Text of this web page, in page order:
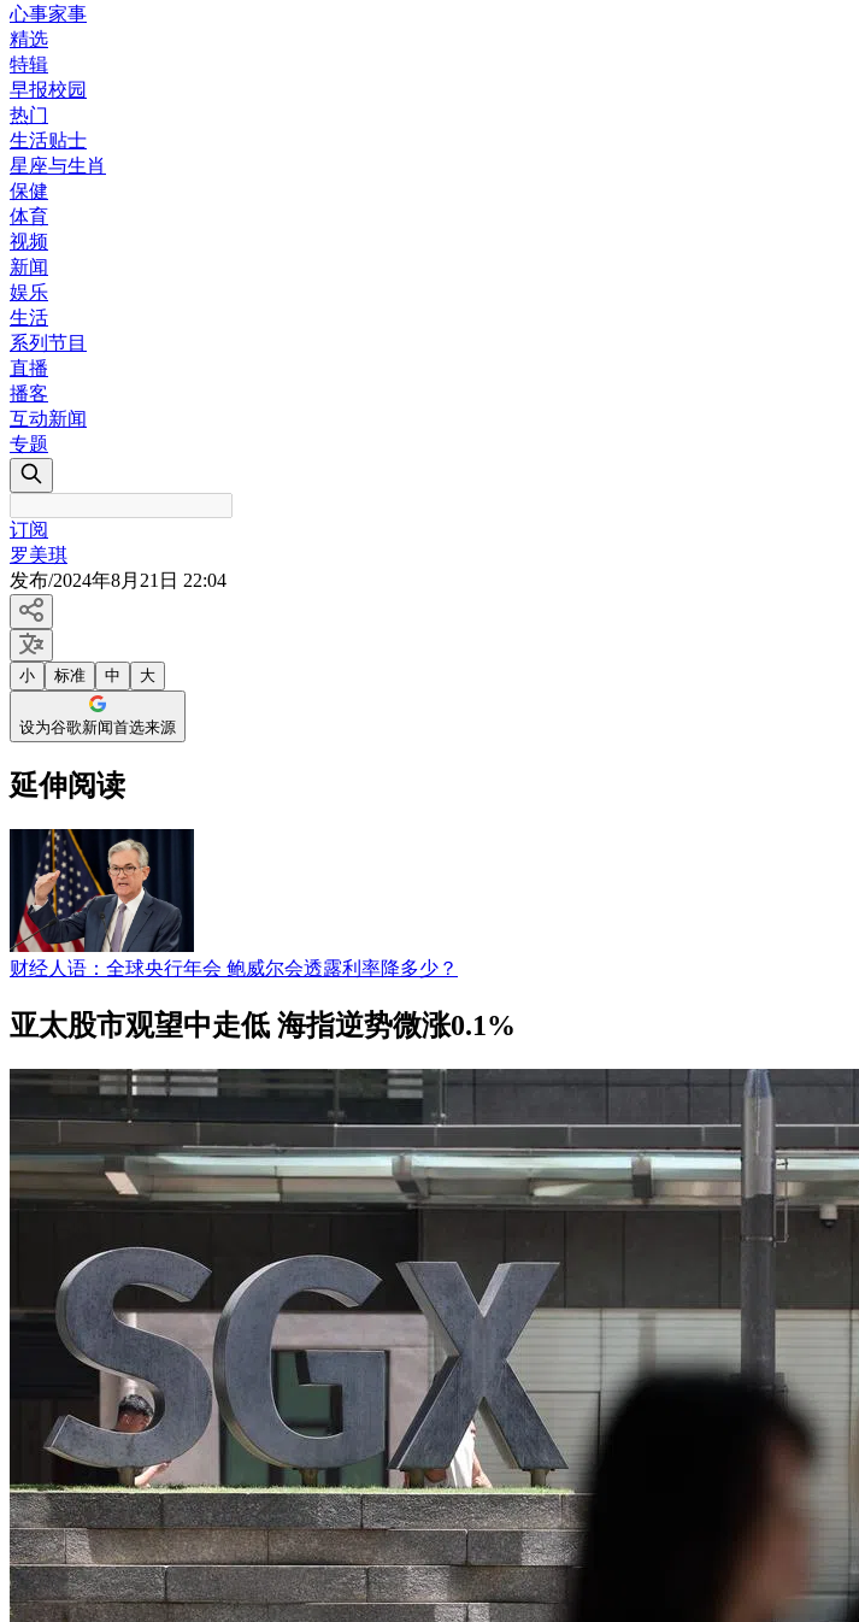
心事家事
精选
特辑
早报校园
热门
生活贴士
星座与生肖
保健
体育
视频
新闻
娱乐
生活
系列节目
直播
播客
互动新闻
专题
订阅
罗美琪
发布/2024年8月21日 22:04
小 标准 中 大
设为谷歌新闻首选来源
延伸阅读
财经人语：全球央行年会 鲍威尔会透露利率降多少？
亚太股市观望中走低 海指逆势微涨0.1%